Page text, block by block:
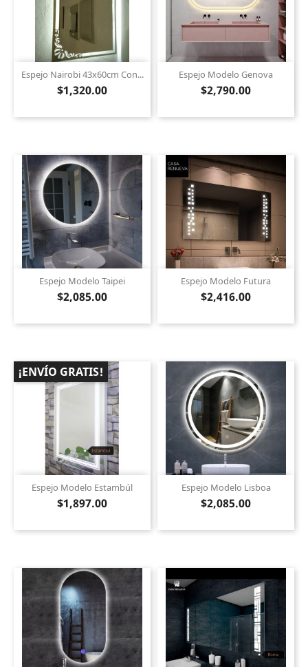
Espejo Nairobi 43x60cm Con...
$1,320.00
Espejo Modelo Genova
$2,790.00
Espejo Modelo Taipei
$2,085.00
Espejo Modelo Futura
$2,416.00
Espejo Modelo Estambúl
$1,897.00
¡ENVÍO GRATIS!
Espejo Modelo Lisboa
$2,085.00